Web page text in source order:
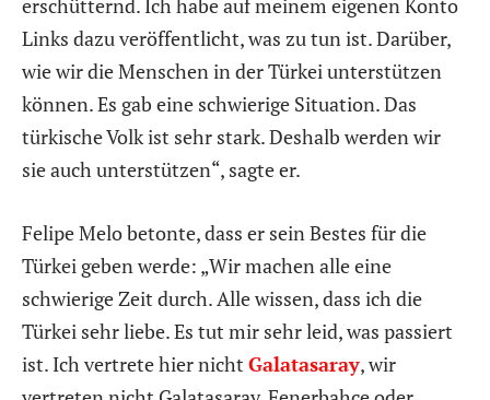
erschütternd. Ich habe auf meinem eigenen Konto
Links dazu veröffentlicht, was zu tun ist. Darüber,
wie wir die Menschen in der Türkei unterstützen
können. Es gab eine schwierige Situation. Das
türkische Volk ist sehr stark. Deshalb werden wir
sie auch unterstützen“, sagte er.
Felipe Melo betonte, dass er sein Bestes für die
Türkei geben werde: „Wir machen alle eine
schwierige Zeit durch. Alle wissen, dass ich die
Türkei sehr liebe. Es tut mir sehr leid, was passiert
ist. Ich vertrete hier nicht Galatasaray, wir